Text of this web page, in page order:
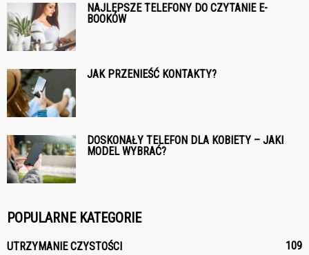
NAJLEPSZE TELEFONY DO CZYTANIE E-
BOOKÓW
JAK PRZENIEŚĆ KONTAKTY?
DOSKONAŁY TELEFON DLA KOBIETY – JAKI
MODEL WYBRAĆ?
POPULARNE KATEGORIE
UTRZYMANIE CZYSTOŚCI 109